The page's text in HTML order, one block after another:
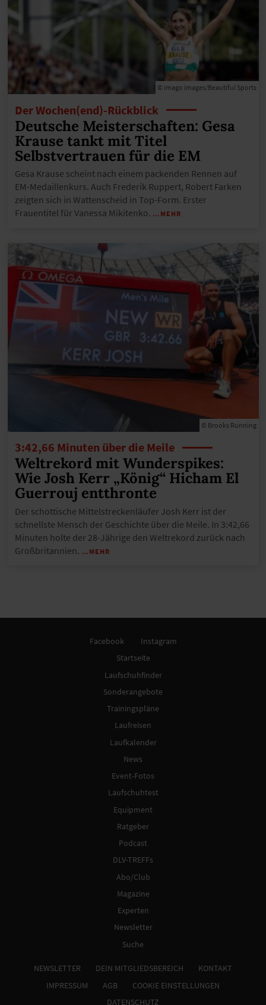
© imago images/Beautiful Sports
Der Wochen(end)-Rückblick
Deutsche Meisterschaften: Gesa
Krause tankt mit Titel
Selbstvertrauen für die EM
Gesa Krause scheint nach einem packenden Rennen auf
EM-Medaillenkurs. Auch Frederik Ruppert, Robert Farken
zeigten sich in Wattenscheid in Top-Form. Erster
Frauentitel für Vanessa Mikitenko. …MEHR
© Brooks Running
3:42,66 Minuten über die Meile
Weltrekord mit Wunderspikes:
Wie Josh Kerr „König“ Hicham El
Guerrouj entthronte
Der schottische Mittelstreckenläufer Josh Kerr ist der
schnellste Mensch der Geschichte über die Meile. In 3:42,66
Minuten holte der 28-Jährige den Weltrekord zurück nach
Großbritannien. …MEHR
Facebook
Instagram
Startseite
Laufschuhfinder
Sonderangebote
Trainingspläne
Laufreisen
Laufkalender
News
Event-Fotos
Laufschuhtest
Equipment
Ratgeber
Podcast
DLV-TREFFs
Abo/Club
Magazine
Experten
Newsletter
Suche
NEWSLETTER DEIN MITGLIEDSBEREICH
KONTAKT
IMPRESSUM
AGB
COOKIE EINSTELLUNGEN
DATENSCHUTZ